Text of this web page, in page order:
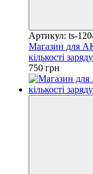
Артикул: ts-
Магазин для
кількості
750 грн